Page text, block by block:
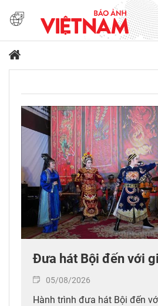
Đưa hát Bội đến với
05/08/2026
Hành trình đưa hát Bội đến